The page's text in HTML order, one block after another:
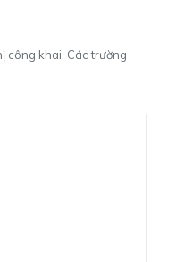
công khai. Các trường